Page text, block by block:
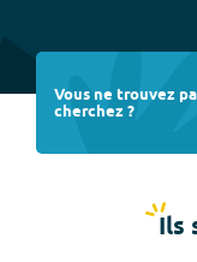
Vous ne trouvez
cherchez ?
Ils